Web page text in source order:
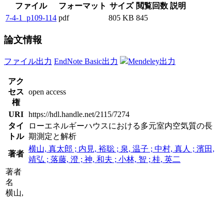
ファイル フォーマット サイズ 閲覧回数 説明
7-4-1_p109-114 pdf 805 KB 845
論文情報
ファイル出力 EndNote Basic出力 Mendeley出力
アク
セス
権
open access
URI https://hdl.handle.net/2115/7274
タイ
トル
ローエネルギーハウスにおける多元室内空気質の長
期測定と解析
著者
横山, 真太郎 ; 内見, 裕聡 ; 泉, 温子 ; 中村, 真人 ; 濱田,
靖弘 ; 落藤, 澄 ; 神, 和夫 ; 小林, 智 ; 桂, 英二
著者
名
横山,